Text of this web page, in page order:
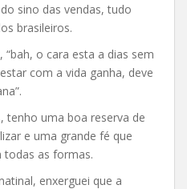
sino das vendas, tudo
brasileiros.
o cara esta a dias sem
com a vida ganha, deve
tenho uma boa reserva de
e uma grande fé que
todas as formas.
enxerguei que a